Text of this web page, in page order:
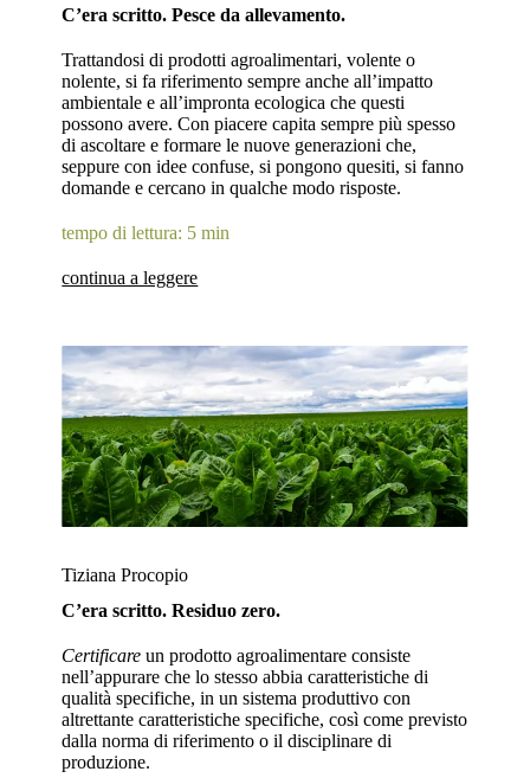
C’era scritto. Pesce da allevamento.
Trattandosi di prodotti agroalimentari, volente o
nolente, si fa riferimento sempre anche all’impatto
ambientale e all’impronta ecologica che questi
possono avere. Con piacere capita sempre più spesso
di ascoltare e formare le nuove generazioni che,
seppure con idee confuse, si pongono quesiti, si fanno
domande e cercano in qualche modo risposte.
tempo di lettura: 5 min
continua a leggere
Tiziana Procopio
C’era scritto. Residuo zero.
Certificare un prodotto agroalimentare consiste
nell’appurare che lo stesso abbia caratteristiche di
qualità specifiche, in un sistema produttivo con
altrettante caratteristiche specifiche, così come previsto
dalla norma di riferimento o il disciplinare di
produzione.